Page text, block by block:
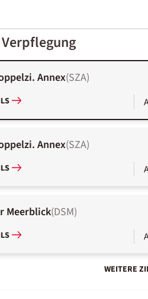
Annex(SZA)
Annex(SZA)
Meerblick(DSM)
WEITERE